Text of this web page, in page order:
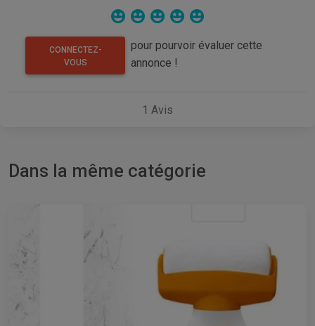
CONNECTEZ-
VOUS
pour pourvoir évaluer cette
annonce !
1 Avis
Dans la même catégorie